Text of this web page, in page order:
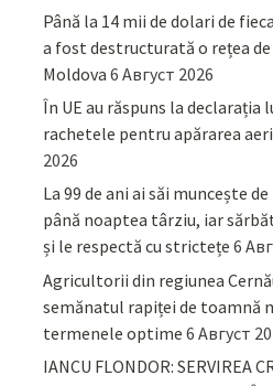
Până la 14 mii de dolari de
a fost destructurată o rețea
Moldova 6 Август 2026
În UE au răspuns la declarația
rachetele pentru apărarea
2026
La 99 de ani ai săi muncește
până noaptea târziu, iar
și le respectă cu strictețe 6
Agricultorii din regiunea
semănatul rapiței de toamnă
termenele optime 6 Август
IANCU FLONDOR: SERVIREA